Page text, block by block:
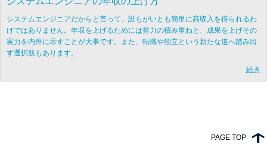
システムエンジニアだからと言って、誰もがいとも簡単に高収入を得られるわ
けではありません。年収を上げるためには努力の積み重ねと、成果を上げその
実力を内外に示すことが大事です。また、転職や独立という新たな道へ踏み出
す選択肢もあります。
続き
PAGE TOP